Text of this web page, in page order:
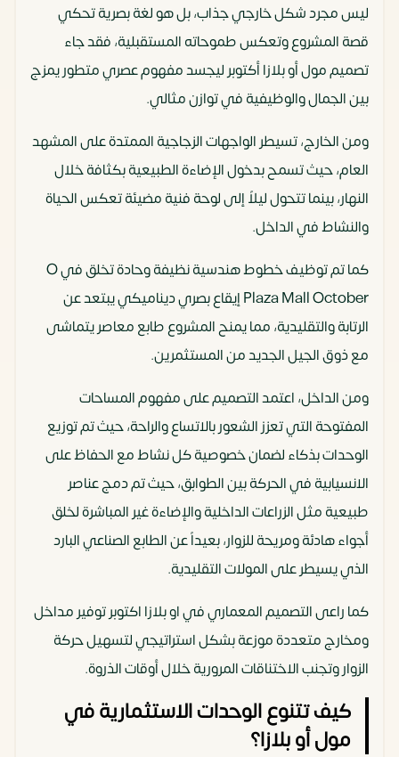
مطار سفنكس الدولي حوالي 25 دقيقة
الطريق الدائري يقع على بُعد 10 دقائق
محور 26 يوليو حوالي 15 دقيقة
ليس مجرد شكل خارجي جذاب، بل هو لغة بصرية تحكي
قصة المشروع وتعكس طموحاته المستقبلية، فقد جاء
تصميم مول أو بلازا أكتوبر ليجسد مفهوم عصري متطور يمزج
بين الجمال والوظيفية في توازن مثالي.
ومن الخارج، تسيطر الواجهات الزجاجية الممتدة على المشهد
العام، حيث تسمح بدخول الإضاءة الطبيعية بكثافة خلال
النهار، بينما تتحول ليلاً إلى لوحة فنية مضيئة تعكس الحياة
والنشاط في الداخل.
كما تم توظيف خطوط هندسية نظيفة وحادة تخلق في O
Plaza Mall October إيقاع بصري ديناميكي يبتعد عن
الرتابة والتقليدية، مما يمنح المشروع طابع معاصر يتماشى
مع ذوق الجيل الجديد من المستثمرين.
ومن الداخل، اعتمد التصميم على مفهوم المساحات
المفتوحة التي تعزز الشعور بالاتساع والراحة، حيث تم توزيع
الوحدات بذكاء لضمان خصوصية كل نشاط مع الحفاظ على
الانسيابية في الحركة بين الطوابق، حيث تم دمج عناصر
طبيعية مثل الزراعات الداخلية والإضاءة غير المباشرة لخلق
أجواء هادئة ومريحة للزوار، بعيداً عن الطابع الصناعي البارد
الذي يسيطر على المولات التقليدية.
كما راعى التصميم المعماري في او بلازا اكتوبر توفير مداخل
ومخارج متعددة موزعة بشكل استراتيجي لتسهيل حركة
الزوار وتجنب الاختناقات المرورية خلال أوقات الذروة.
كيف تتنوع الوحدات الاستثمارية في
مول أو بلازا؟